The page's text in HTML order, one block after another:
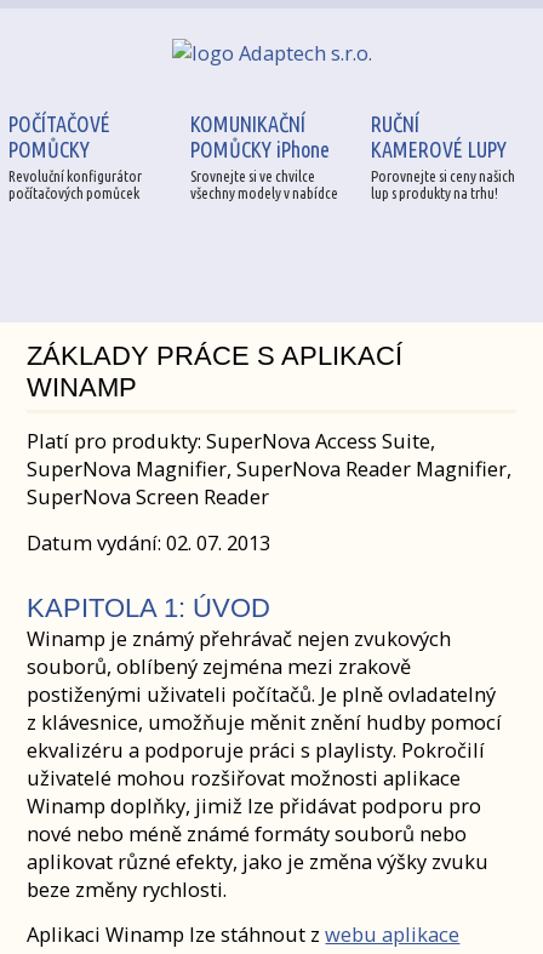
POČÍTAČOVÉ
POMŮCKY
Revoluční konfigurátor
počítačových pomůcek
KOMUNIKAČNÍ
POMŮCKY iPhone
Srovnejte si ve chvilce
všechny modely v nabídce
RUČNÍ
KAMEROVÉ LUPY
Porovnejte si ceny našich
lup s produkty na trhu!
ZÁKLADY PRÁCE S APLIKACÍ
WINAMP
Platí pro produkty: SuperNova Access Suite,
SuperNova Magnifier, SuperNova Reader Magnifier,
SuperNova Screen Reader
Datum vydání: 02. 07. 2013
KAPITOLA 1: ÚVOD
Winamp je známý přehrávač nejen zvukových
souborů, oblíbený zejména mezi zrakově
postiženými uživateli počítačů. Je plně ovladatelný
z klávesnice, umožňuje měnit znění hudby pomocí
ekvalizéru a podporuje práci s playlisty. Pokročilí
uživatelé mohou rozšiřovat možnosti aplikace
Winamp doplňky, jimiž lze přidávat podporu pro
nové nebo méně známé formáty souborů nebo
aplikovat různé efekty, jako je změna výšky zvuku
beze změny rychlosti.
Aplikaci Winamp lze stáhnout zwebu aplikace